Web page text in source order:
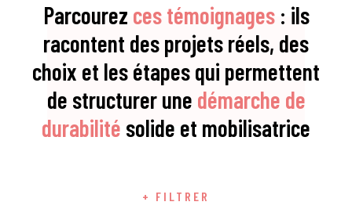
Parcourez ces témoignages: ils
racontent des projets réels, des
choix et les étapes qui permettent
de structurer une démarche de
durabilité solide et mobilisatrice
+ FILTRER